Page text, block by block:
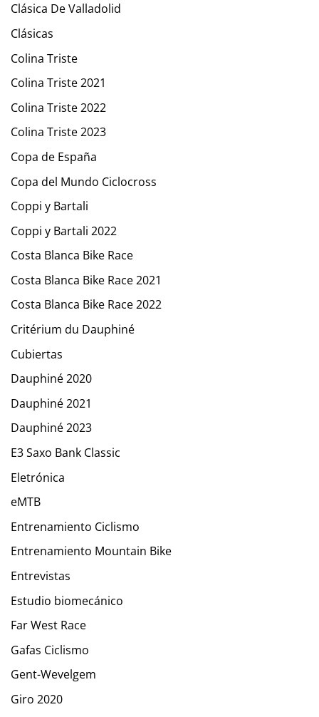
Clásica De Valladolid
Clásicas
Colina Triste
Colina Triste 2021
Colina Triste 2022
Colina Triste 2023
Copa de España
Copa del Mundo Ciclocross
Coppi y Bartali
Coppi y Bartali 2022
Costa Blanca Bike Race
Costa Blanca Bike Race 2021
Costa Blanca Bike Race 2022
Critérium du Dauphiné
Cubiertas
Dauphiné 2020
Dauphiné 2021
Dauphiné 2023
E3 Saxo Bank Classic
Eletrónica
eMTB
Entrenamiento Ciclismo
Entrenamiento Mountain Bike
Entrevistas
Estudio biomecánico
Far West Race
Gafas Ciclismo
Gent-Wevelgem
Giro 2020